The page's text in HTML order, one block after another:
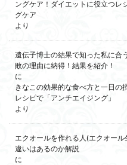
ングケア！ダイエットに役立つレ
グケア
より
遺伝子博士の結果で知った私に合
敗の理由に納得！結果を紹介！
に
きなこの効果的な食べ方と一日の
レシピで「アンチエイジング」
より
エクオールを作れる人(エクオー
違いはあるのか解説
に